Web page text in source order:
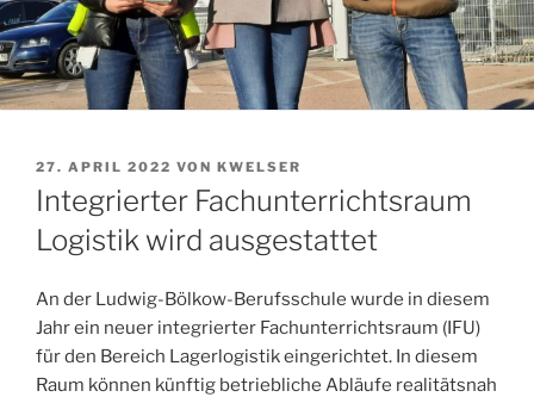
VERÖFFENTLICHT
AM
27. APRIL 2022 VON KWELSER
Integrierter Fachunterrichtsraum
Logistik wird ausgestattet
An der Ludwig-Bölkow-Berufsschule wurde in diesem
Jahr ein neuer integrierter Fachunterrichtsraum (IFU)
für den Bereich Lagerlogistik eingerichtet. In diesem
Raum können künftig betriebliche Abläufe realitätsnah